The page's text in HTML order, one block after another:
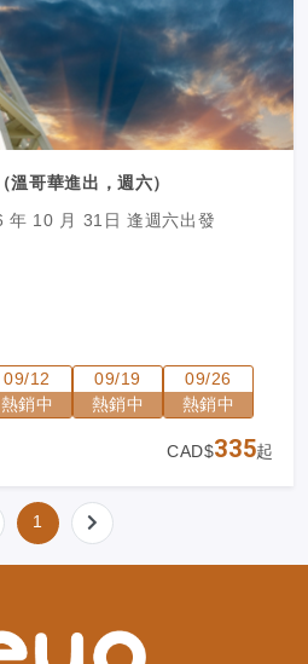
溫哥華進出，週六）
10 月 31日 逢週六出發
09/12
熱銷中
09/19
熱銷中
09/26
熱銷中
CAD$335起
1